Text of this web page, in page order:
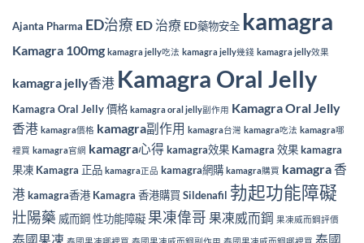
Ajanta Pharma ED治療 ED 治療 ED藥物安全 kamagra
Kamagra 100mg kamagra jelly吃法 kamagra jelly幾錢 kamagra jelly效果
kamagra jelly香港 Kamagra Oral Jelly
Kamagra Oral Jelly 價格 kamagra oral jelly副作用 Kamagra Oral Jelly
香港 kamagra價格 kamagra副作用 kamagra台灣 kamagra吃法 kamagra哪
裡買 kamagra官網 kamagra心得kamagra效果 Kamagra 效果kamagra
果凍 Kamagra 正品 kamagra正品 kamagra網購 kamagra購買 kamagra 香
港kamagra香港 Kamagra 香港購買 Sildenafil 勃起功能障礙
壯陽藥 威而鋼 性功能障礙 果凍偉哥 果凍威而鋼 果凍威而鋼評價
泰國果凍 泰國